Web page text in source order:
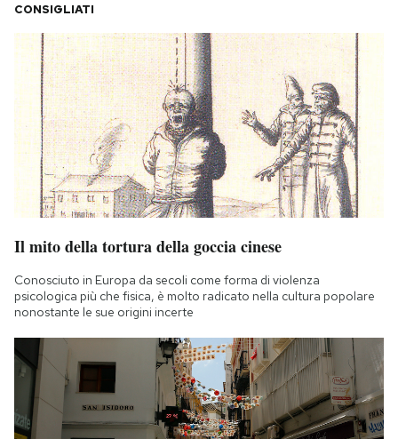
CONSIGLIATI
Il mito della tortura della goccia cinese
Conosciuto in Europa da secoli come forma di violenza
psicologica più che fisica, è molto radicato nella cultura popolare
nonostante le sue origini incerte